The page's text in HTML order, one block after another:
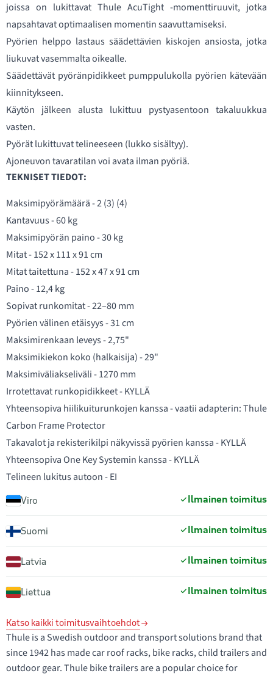
joissa on lukittavat Thule AcuTight -momenttiruuvit, jotka
napsahtavat optimaalisen momentin saavuttamiseksi.
Pyörien helppo lastaus säädettävien kiskojen ansiosta, jotka
liukuvat vasemmalta oikealle.
Säädettävät pyöränpidikkeet pumppulukolla pyörien kätevään
kiinnitykseen.
Käytön jälkeen alusta lukittuu pystyasentoon takaluukkua
vasten.
Pyörät lukittuvat telineeseen (lukko sisältyy).
Ajoneuvon tavaratilan voi avata ilman pyöriä.
TEKNISET TIEDOT:
Maksimipyörämäärä - 2 (3) (4)
Kantavuus - 60 kg
Maksimipyörän paino - 30 kg
Mitat - 152 x 111 x 91 cm
Mitat taitettuna - 152 x 47 x 91 cm
Paino - 12,4 kg
Sopivat runkomitat - 22–80 mm
Pyörien välinen etäisyys - 31 cm
Maksimirenkaan leveys - 2,75"
Maksimikiekon koko (halkaisija) - 29"
Maksimiväliakseliväli - 1270 mm
Irrotettavat runkopidikkeet - KYLLÄ
Yhteensopiva hiilikuiturunkojen kanssa - vaatii adapterin: Thule
Carbon Frame Protector
Takavalot ja rekisterikilpi näkyvissä pyörien kanssa - KYLLÄ
Yhteensopiva One Key Systemin kanssa - KYLLÄ
Telineen lukitus autoon - EI
Viro Ilmainen toimitus
Suomi Ilmainen toimitus
Latvia Ilmainen toimitus
Liettua Ilmainen toimitus
Katso kaikki toimitusvaihtoehdot
Thule is a Swedish outdoor and transport solutions brand that
since 1942 has made car roof racks, bike racks, child trailers and
outdoor gear. Thule bike trailers are a popular choice for